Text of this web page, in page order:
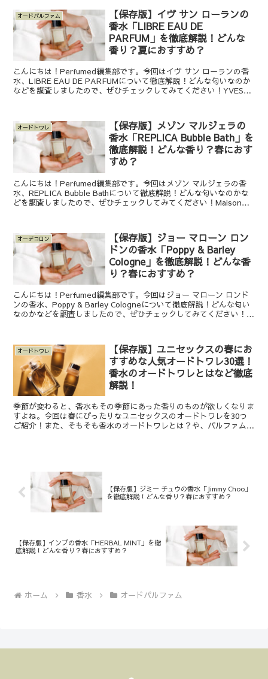
オードパルファム
【保存版】イヴ サン ローランの
香水「LIBRE EAU DE
PARFUM」を徹底解説！どんな
香り？夏におすすめ？
こんにちは！Perfumed編集部です。今回はイヴ サン ローランの香
水、LIBRE EAU DE PARFUMについて徹底解説！どんな匂いなのか
などを調査しましたので、ぜひチェックしてみてください！YVES
オードトワレ
【保存版】メゾン マルジェラの
香水「REPLICA Bubble Bath」を
徹底解説！どんな香り？春におす
すめ？
こんにちは！Perfumed編集部です。今回はメゾン マルジェラの香
水、REPLICA Bubble Bathについて徹底解説！どんな匂いなのかな
どを調査しましたので、ぜひチェックしてみてください！Maison
オーデコロン
【保存版】ジョー マローン ロン
ドンの香水「Poppy & Barley
Cologne」を徹底解説！どんな香
り？春におすすめ？
こんにちは！Perfumed編集部です。今回はジョー マローン ロンド
ンの香水、Poppy & Barley Cologneについて徹底解説！どんな匂い
なのかなどを調査しましたので、ぜひチェックしてみてください！
オードトワレ
【保存版】ユニセックスの春にお
すすめな人気オードトワレ30選！
香水のオードトワレとはなど徹底
解説！
季節が変わると、香水もその季節にあった香りのものが欲しくなりま
すよね。今回は春にぴったりなユニセックスのオードトワレを30つ
ご紹介！また、そもそも香水のオードトワレとは？や、パルファム、
【保存版】ジミー チュウの香水「Jimmy Choo」
を徹底解説！どんな香り？春におすすめ？
【保存版】インプの香水「HERBAL MINT」を徹
底解説！どんな香り？春におすすめ？
ホーム 香水 オードパルファム